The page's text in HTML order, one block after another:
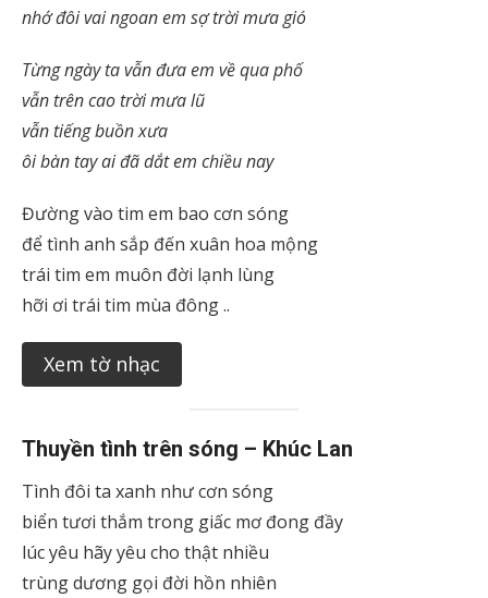
nhớ đôi vai ngoan em sợ trời mưa gió
Từng ngày ta vẫn đưa em về qua phố
vẫn trên cao trời mưa lũ
vẫn tiếng buồn xưa
ôi bàn tay ai đã dắt em chiều nay
Đường vào tim em bao cơn sóng
để tình anh sắp đến xuân hoa mộng
trái tim em muôn đời lạnh lùng
hỡi ơi trái tim mùa đông ..
Xem tờ nhạc
Thuyền tình trên sóng – Khúc Lan
Tình đôi ta xanh như cơn sóng
biển tươi thắm trong giấc mơ đong đầy
lúc yêu hãy yêu cho thật nhiều
trùng dương gọi đời hồn nhiên